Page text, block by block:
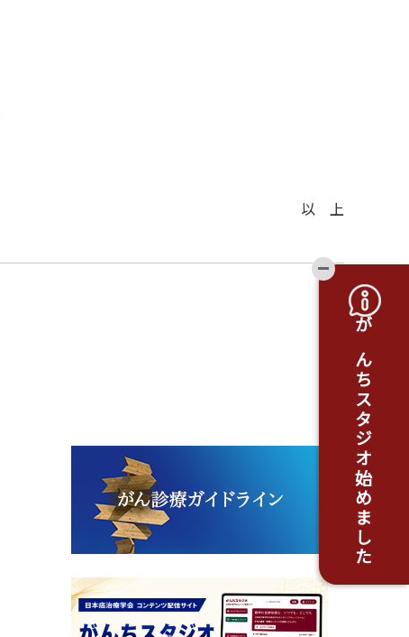
以 上
開閉ボタン
がんちスタジオ始めました